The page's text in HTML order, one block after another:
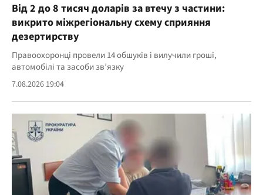
Від 2 до 8 тисяч доларів за втечу з частини:
викрито міжрегіональну схему сприяння
дезертирству
Правоохоронці провели 14 обшуків і вилучили гроші,
автомобілі та засоби зв’язку
7.08.2026 19:04